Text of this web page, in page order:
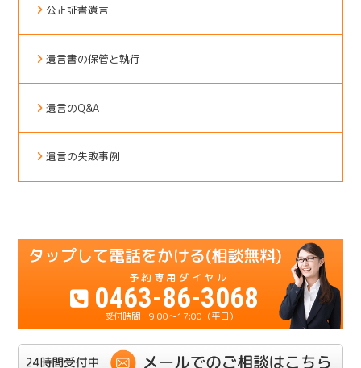
公正証書遺言
遺言書の保管と執行
遺言のQ&A
遺言の失敗事例
0463-86-3068
9:00～17:00（平日）